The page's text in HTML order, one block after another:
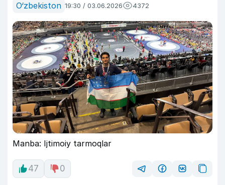
O‘zbekiston 19:30 / 03.06.2026 4372
Manba: Ijtimoiy tarmoqlar
47 0